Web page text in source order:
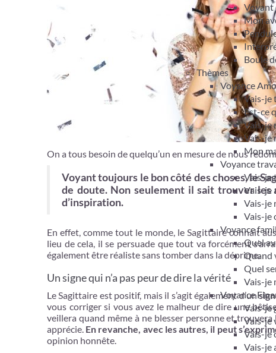
Voyant
Mon
Boule
Thèmes
Voyance
Vais-je
Est-ce
Vais-je
Vais-je
Mon
Voyance
Vais-je
Vais-je
Vais-je
Vais-je
Voyance
Quel
Quand
Quel
Vais-je
Voyance
Vais-je
Vais-je
Vais-je
Vais-je
On a tous besoin de quelqu’un en mesure de nous
Voyant toujours le bon côté des choses, le
de doute. Non seulement il sait trouver
d’inspiration.
En effet, comme tout le monde, le Sagittaire connait
lieu de cela, il se persuade que tout va forcément
également être réaliste sans tomber dans la déprime.
Un signe qui n’a pas peur de dire la vérité
Le Sagittaire est positif, mais il s’agit également d’un
vous corriger si vous avez le malheur de dire une
veillera quand même à ne blesser personne et trouvera
apprécie. En revanche, avec les autres, il peut
opinion honnête.